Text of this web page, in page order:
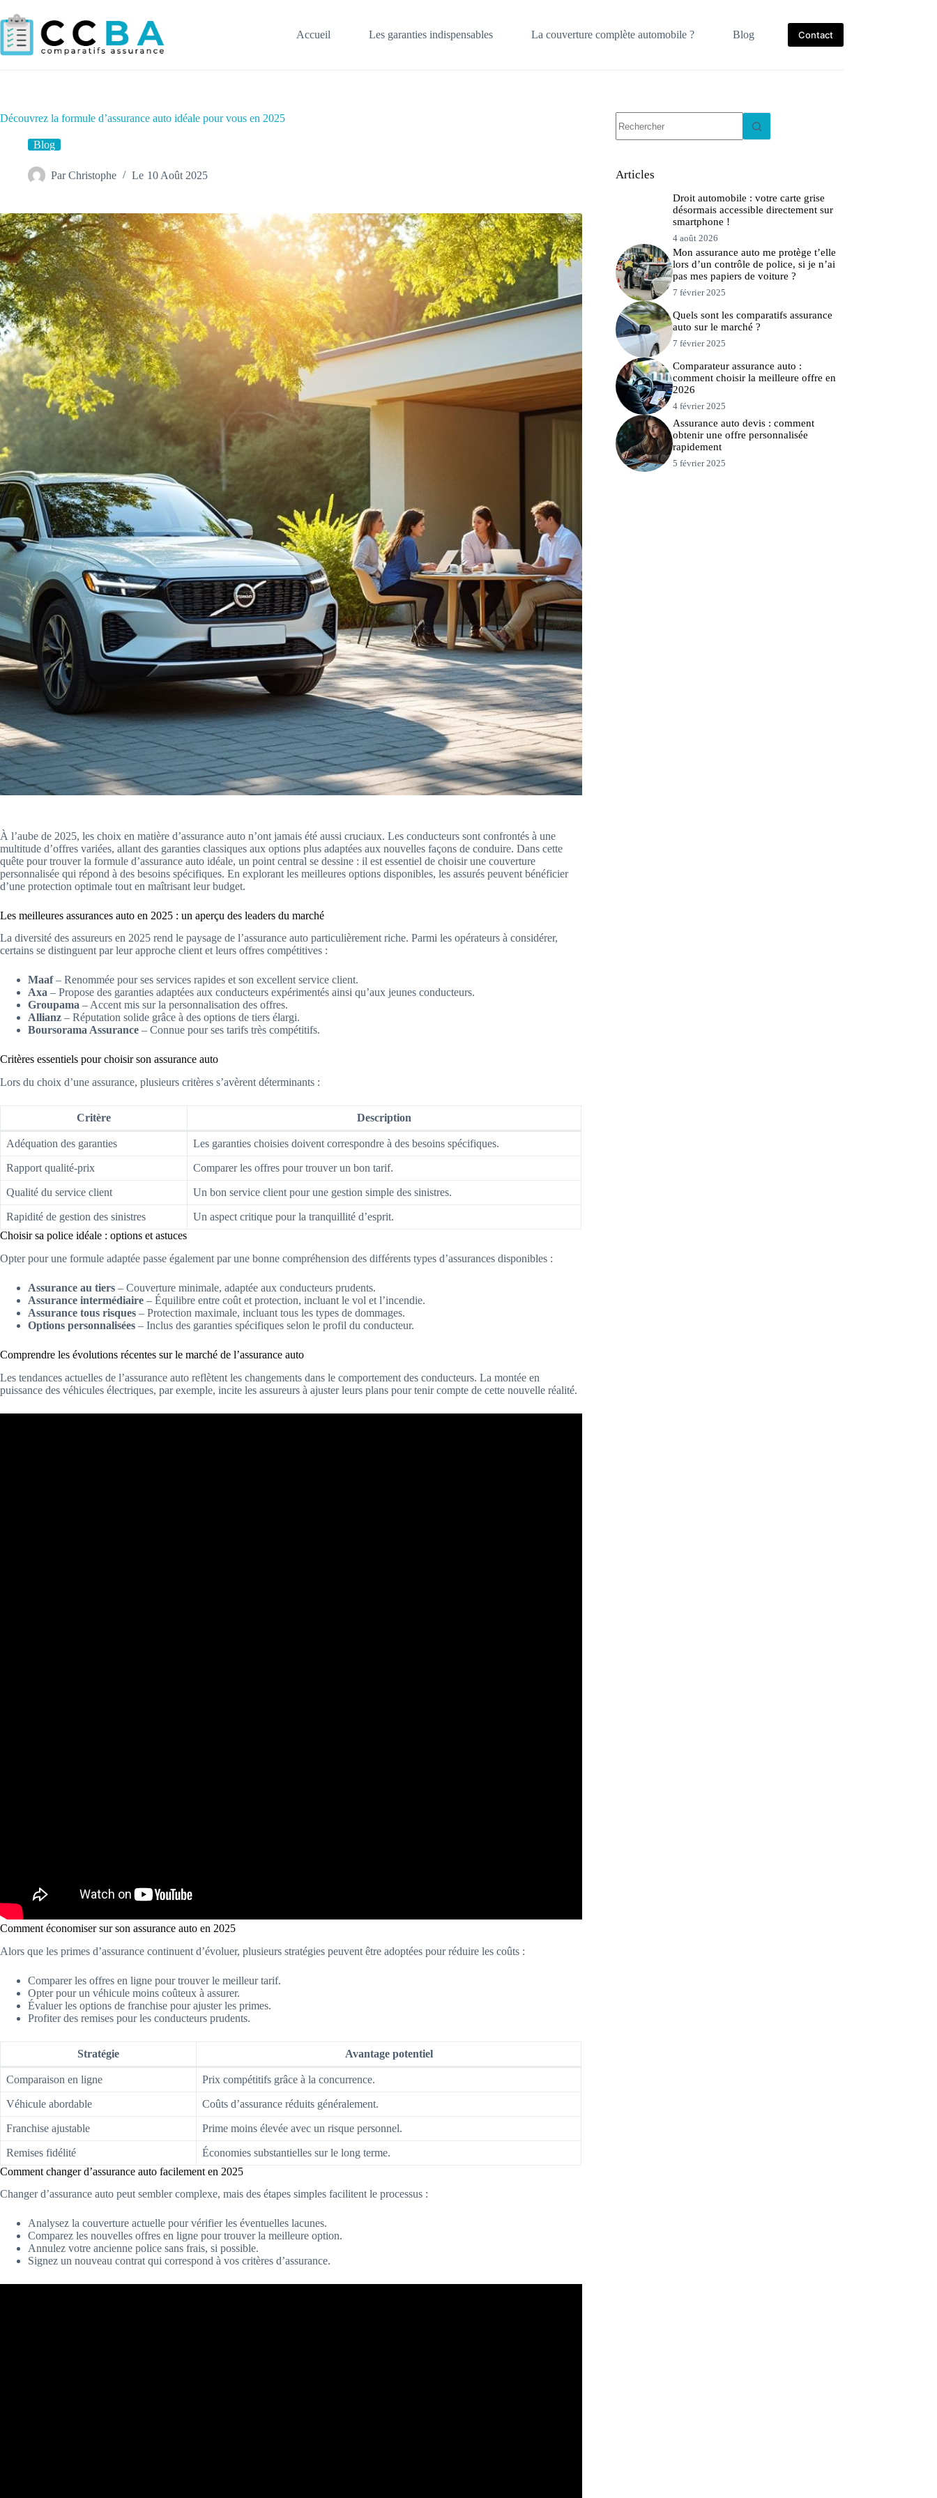
au
contenu
Accueil Les garanties indispensables La couverture complète automobile ? Blog Contact
Découvrez la formule d’assurance auto idéale pour vous en 2025
Blog
Par Christophe Le 10 Août 2025
À l’aube de 2025, les choix en matière d’assurance auto n’ont jamais été aussi cruciaux. Les conducteurs sont confrontés à une
multitude d’offres variées, allant des garanties classiques aux options plus adaptées aux nouvelles façons de conduire. Dans cette
quête pour trouver la formule d’assurance auto idéale, un point central se dessine : il est essentiel de choisir une couverture
personnalisée qui répond à des besoins spécifiques. En explorant les meilleures options disponibles, les assurés peuvent bénéficier
d’une protection optimale tout en maîtrisant leur budget.
Les meilleures assurances auto en 2025 : un aperçu des leaders du marché
La diversité des assureurs en 2025 rend le paysage de l’assurance auto particulièrement riche. Parmi les opérateurs à considérer,
certains se distinguent par leur approche client et leurs offres compétitives :
Maaf– Renommée pour ses services rapides et son excellent service client.
Axa – Propose des garanties adaptées aux conducteurs expérimentés ainsi qu’aux jeunes conducteurs.
Groupama – Accent mis sur la personnalisation des offres.
Allianz – Réputation solide grâce à des options de tiers élargi.
Boursorama Assurance – Connue pour ses tarifs très compétitifs.
Critères essentiels pour choisir son assurance auto
Lors du choix d’une assurance, plusieurs critères s’avèrent déterminants :
Critère Description
Adéquation des garanties Les garanties choisies doivent correspondre à des besoins spécifiques.
Rapport qualité-prix Comparer les offres pour trouver un bon tarif.
Qualité du service client Un bon service client pour une gestion simple des sinistres.
Rapidité de gestion des sinistres
Un aspect critique pour la tranquillité d’esprit.
Choisir sa police idéale : options et astuces
Opter pour une formule adaptée passe également par une bonne compréhension des différents types d’assurances disponibles :
Assurance au tiers – Couverture minimale, adaptée aux conducteurs prudents.
Assurance intermédiaire – Équilibre entre coût et protection, incluant le vol et l’incendie.
Assurance tous risques – Protection maximale, incluant tous les types de dommages.
Options personnalisées – Inclus des garanties spécifiques selon le profil du conducteur.
Comprendre les évolutions récentes sur le marché de l’assurance auto
Les tendances actuelles de l’assurance auto reflètent les changements dans le comportement des conducteurs. La montée en
puissance des véhicules électriques, par exemple, incite les assureurs à ajuster leurs plans pour tenir compte de cette nouvelle réalité.
Comment économiser sur son assurance auto en 2025
Alors que les primes d’assurance continuent d’évoluer, plusieurs stratégies peuvent être adoptées pour réduire les coûts :
Comparer les offres en ligne pour trouver le meilleur tarif.
Opter pour un véhicule moins coûteux à assurer.
Évaluer les options de franchise pour ajuster les primes.
Profiter des remises pour les conducteurs prudents.
Stratégie Avantage potentiel
Comparaison en ligne Prix compétitifs grâce à la concurrence.
Véhicule abordable Coûts d’assurance réduits généralement.
Franchise ajustable Prime moins élevée avec un risque personnel.
Remises fidélité
Économies substantielles sur le long terme.
Comment changer d’assurance auto facilement en 2025
Changer d’assurance auto peut sembler complexe, mais des étapes simples facilitent le processus :
Analysez la couverture actuelle pour vérifier les éventuelles lacunes.
Comparez les nouvelles offres en ligne pour trouver la meilleure option.
Annulez votre ancienne police sans frais, si possible.
Signez un nouveau contrat qui correspond à vos critères d’assurance.
résultat
Articles
Droit automobile : votre carte grise
désormais accessible directement sur
smartphone !
4 août 2026
Mon assurance auto me protège t’elle
lors d’un contrôle de police, si je n’ai
pas mes papiers de voiture ?
7 février 2025
Quels sont les comparatifs assurance
auto sur le marché ?
7 février 2025
Comparateur assurance auto :
comment choisir la meilleure offre en
2026
4 février 2025
Assurance auto devis : comment
obtenir une offre personnalisée
rapidement
5 février 2025